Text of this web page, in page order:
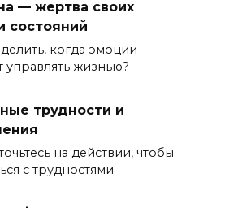
— жертва своих
состояний
когда эмоции
управлять жизнью?
трудности и
на действии, чтобы
с трудностями.